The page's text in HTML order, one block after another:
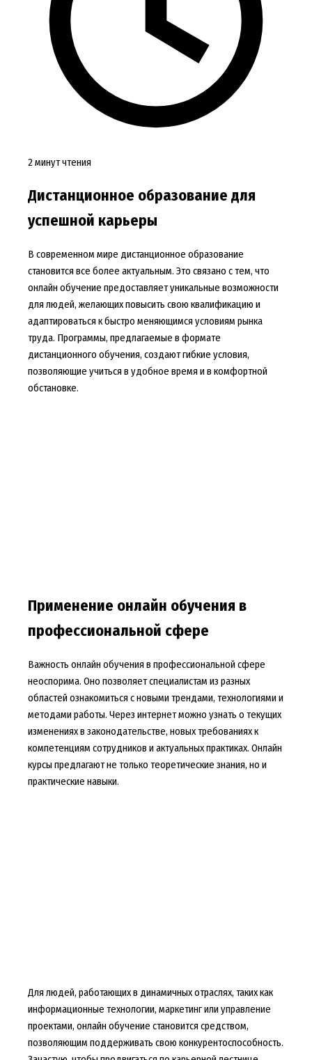
2 минут чтения
Дистанционное образование для
успешной карьеры
В современном мире дистанционное образование
становится все более актуальным. Это связано с тем, что
онлайн обучение предоставляет уникальные возможности
для людей, желающих повысить свою квалификацию и
адаптироваться к быстро меняющимся условиям рынка
труда. Программы, предлагаемые в формате
дистанционного обучения, создают гибкие условия,
позволяющие учиться в удобное время и в комфортной
обстановке.
Применение онлайн обучения в
профессиональной сфере
Важность онлайн обучения в профессиональной сфере
неоспорима. Оно позволяет специалистам из разных
областей ознакомиться с новыми трендами, технологиями и
методами работы. Через интернет можно узнать о текущих
изменениях в законодательстве, новых требованиях к
компетенциям сотрудников и актуальных практиках. Онлайн
курсы предлагают не только теоретические знания, но и
практические навыки.
Для людей, работающих в динамичных отраслях, таких как
информационные технологии, маркетинг или управление
проектами, онлайн обучение становится средством,
позволяющим поддерживать свою конкурентоспособность.